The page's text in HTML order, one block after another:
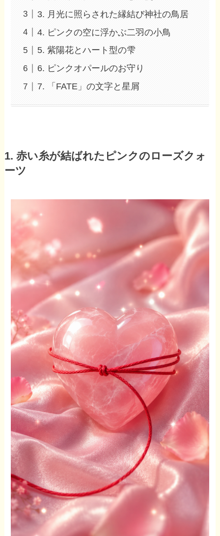
3. 月光に照らされた縁結び神社の鳥居
4. ピンクの空に浮かぶ二羽の小鳥
5. 紫陽花とハート型の雫
6. ピンクオパールのお守り
7. 「FATE」の文字と星屑
1. 赤い糸が結ばれたピンクのローズクォ
ーツ